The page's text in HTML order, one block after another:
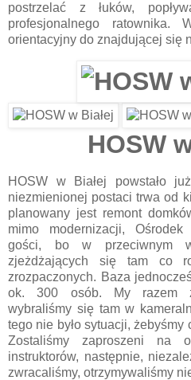
postrzelać z łuków,
profesjonalnego
orientacyjny do znajdującej się
HOSW
HOSW w Białej powstało
niezmienionej postaci trwa od
planowany jest remont
mimo modernizacji,
gości, bo w przeciwnym
zjeżdżających się tam co
zrozpaczonych. Baza
ok. 300 osób. My razem z
wybraliśmy się tam w
tego nie było sytuacji,
Zostaliśmy zaproszeni na
instruktorów, następnie,
zwracaliśmy, otrzymywaliśmy